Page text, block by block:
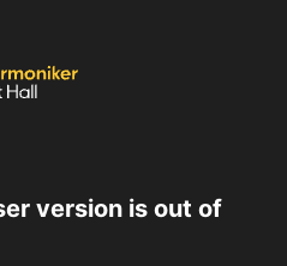
version is out of